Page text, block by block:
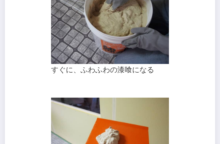
すぐに、ふわふわの漆喰になる